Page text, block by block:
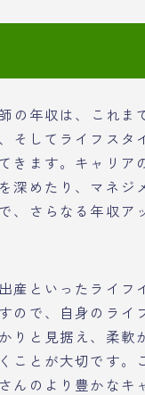
の年収は、これま
そしてライフスタ
きます。キャリア
深めたり、マネジ
、さらなる年収ア
産といったライフ
ので、自身のライ
りと見据え、柔軟
ことが大切です。
んのより豊かなキ